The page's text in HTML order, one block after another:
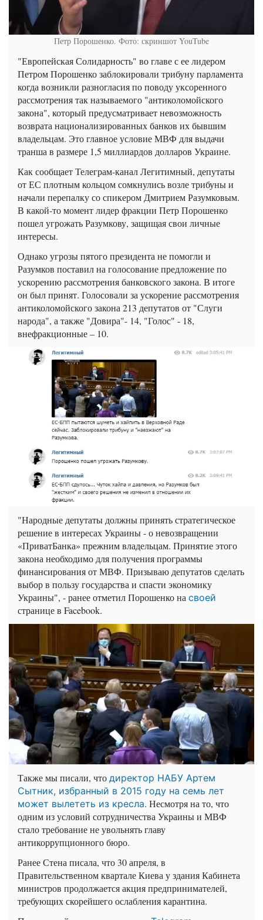
Петр Порошенко. Фото: скриншот YouTube
"Европейская Солидарность" во главе с ее лидером
Петром Порошенко заблокировали трибуну парламента
когда возникли разногласия по поводу уксоренного
рассмотрения так называемого "антиколомойского
закона", который предусматривает невозможность
возврата национализированных банков их бывшим
владельцам. Это главное условие МВФ для выдачи
транша в размере 1,5 миллиардов долларов Украине.
Как сообщает Телеграм-канал Легитимный, депутаты
от ЕС плотным кольцом сомкнулись возле трибуны и
начали перепалку со спикером Дмитрием Разумковым.
В какой-то момент лидер фракции Петр Порошенко
пошел угрожать Разумкову, защищая свои личные
интересы.
Однако угрозы пятого президента не помогли и
Разумков поставил на голосование предложение по
ускорению рассмотрения банковского закона. В итоге
он был принят. Голосовали за ускорение рассмотрения
антиколомойского закона 213 депутатов от "Слуги
народа", а также "Довира"- 14, "Голос" - 18,
внефракционные – 10.
"Народные депутаты должны принять стратегическое
решение в интересах Украины - о невозвращении
«ПриватБанка» прежним владельцам. Принятие этого
закона необходимо для получения программы
финансирования от МВФ. Призываю депутатов сделать
выбор в пользу государства и спасти экономику
Украины", - ранее отметил Порошенко на своей
странице в Facebook.
Также мы писали, что директор НАБУ Артем
Сытник, избранный в 2015 году на семь лет
может вылететь из кресла. Несмотря на то, что
одним из условий сотрудничества Украины и МВФ
стало требование не увольнять главу
антикоррупционного бюро.
Ранее Стена писала, что 30 апреля, в
Правительственном квартале Киева у здания Кабинета
министров продолжается акция предпринимателей,
требующих скорейшего ослабления карантина.